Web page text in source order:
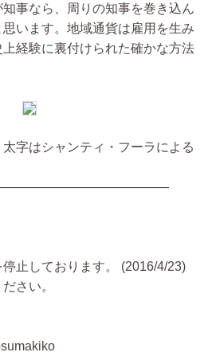
事なら、周りの知事を巻き込ん
います。地域通貨は雇用を生み
経験に裏付けられた確かな方法
字はシャンティ・フーラによる
止しております。 (2016/4/23)
さい。